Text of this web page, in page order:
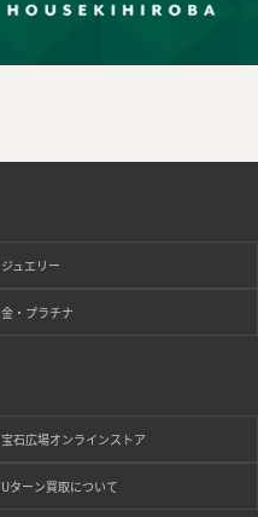
ジュエリー
金・プラチナ
宝石広場オンラインストア
Uターン買取について